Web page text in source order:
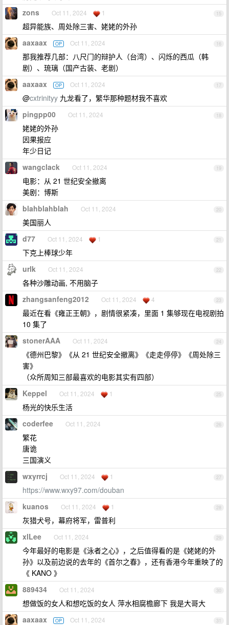
15
zons Oct 11, 2024 1
超异能族、周处除三害、姥姥的外孙
16
aaxaax OP Oct 11, 2024
那我推荐几部：八尺门的辩护人（台湾）、闪烁的西瓜（韩
剧）、琉璃（国产古装、老剧）
17
aaxaax OP Oct 11, 2024
@cxtrinityy 九龙看了，繁华那种题材我不喜欢
18
pingpp00 Oct 11, 2024
姥姥的外孙
因果报应
年少日记
19
wangclack Oct 11, 2024
电影：从 21 世纪安全撤离
美剧：博斯
20
blahblahblah Oct 11, 2024
美国丽人
21
d77 Oct 11, 2024 1
下克上棒球少年
22
urlk Oct 11, 2024
各种沙雕动画, 不用脑子
23
zhangsanfeng2012 Oct 11, 2024 4
最近在看《雍正王朝》，剧情很紧凑，里面 1 集够现在电视剧拍
10 集了
24
stonerAAA Oct 11, 2024
《德州巴黎》《从 21 世纪安全撤离》《走走停停》《周处除三
害》
（众所周知三部最喜欢的电影其实有四部）
25
Keppel Oct 11, 2024 1
杨光的快乐生活
26
coderfee Oct 11, 2024
繁花
唐诡
三国演义
27
wxyrrcj Oct 11, 2024 1
https://www.wxy97.com/douban
28
kuanos Oct 11, 2024 1
灰猎犬号，幕府将军，雷普利
29
xlLee Oct 11, 2024
今年最好的电影是《泳者之心》，之后值得看的是《姥姥的外
孙》以及前边说的去年的《首尔之春》，还有香港今年重映了的
《 KANO 》
30
889434 Oct 11, 2024
想做饭的女人和想吃饭的女人 萍水相腐檐廊下 我是大哥大
31
aaxaax OP Oct 11, 2024